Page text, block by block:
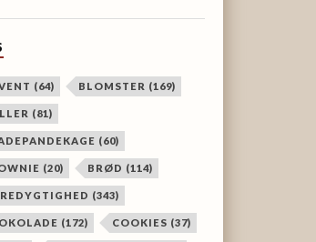
(64) BLOMSTER (169)
(81)
(60)
(20) BRØD (114)
(343)
(172) COOKIES (37)